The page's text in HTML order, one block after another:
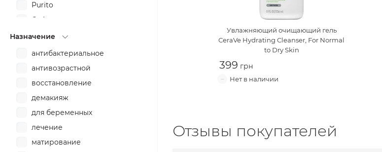
Purito
Q+A
Rovectin
SOME BY MI
Назначение
антибактериальное
антивозрастной
восстановление
демакияж
для беременных
лечение
матирование
Увлажняющий очищающий гель
CeraVe Hydrating Cleanser, For Normal
to Dry Skin
399
Отзывы покупателей